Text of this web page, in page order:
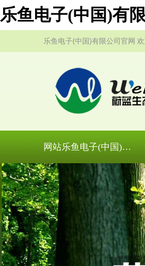
乐鱼电子(中国)有
乐鱼电子(中国)有限公司官网
网站乐鱼电子(中国)有限公司官网